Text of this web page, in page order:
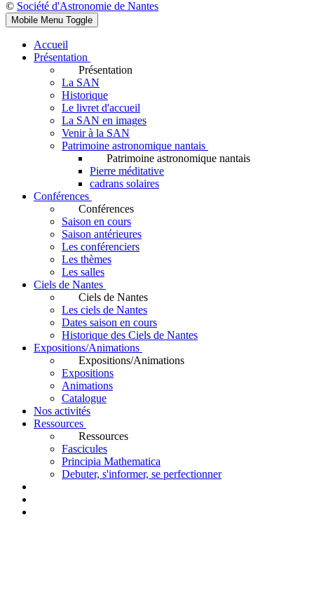
© Société d'Astronomie de Nantes
Mobile Menu Toggle
Accueil
Présentation
Présentation
La SAN
Historique
Le livret d'accueil
La SAN en images
Venir à la SAN
Patrimoine astronomique nantais
Patrimoine astronomique nantais
Pierre méditative
cadrans solaires
Conférences
Conférences
Saison en cours
Saison antérieures
Les conférenciers
Les thèmes
Les salles
Ciels de Nantes
Ciels de Nantes
Les ciels de Nantes
Dates saison en cours
Historique des Ciels de Nantes
Expositions/Animations
Expositions/Animations
Expositions
Animations
Catalogue
Nos activités
Ressources
Ressources
Fascicules
Principia Mathematica
Debuter, s'informer, se perfectionner